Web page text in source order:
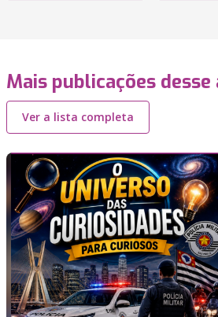
Mais publicações
Ver a lista completa